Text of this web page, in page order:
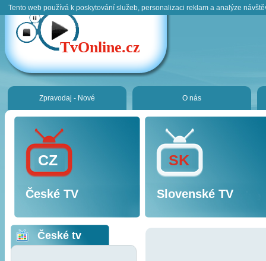
Tento web používá k poskytování služeb, personalizaci reklam a analýze
TvOnline.cz
Zpravodaj - Nové O nás
České TV Slovenské TV
CZ SK
České tv